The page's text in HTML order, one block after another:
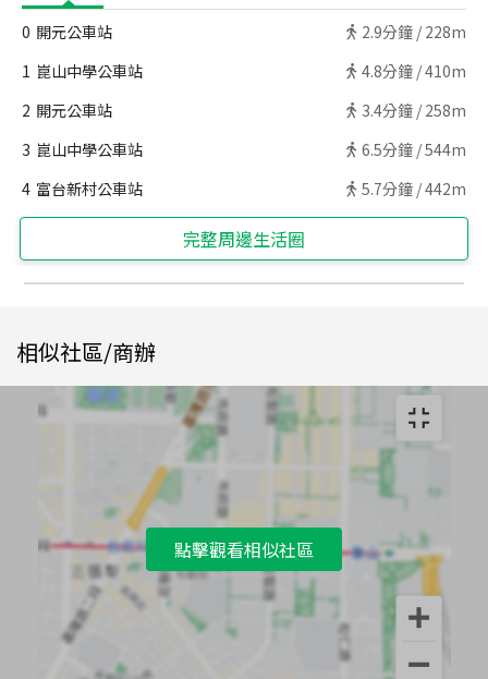
0 開元公車站 2.9分鐘 / 228m
1 崑山中學公車站 4.8分鐘 /410m
2 開元公車站 3.4分鐘 / 258m
3 崑山中學公車站 6.5分鐘 /544m
4 富台新村公車站 5.7分鐘 /442m
完整周邊生活圈
相似社區/商辦
點擊觀看相似社區